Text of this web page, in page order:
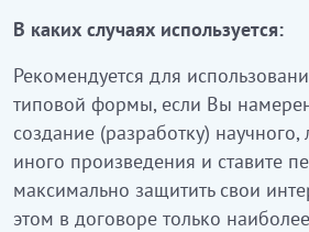
В каких случаях используется:
Рекомендуется для
типовой формы, если Вы
создание (разработку) научного,
иного произведения и ставите
максимально защитить свои
этом в договоре только